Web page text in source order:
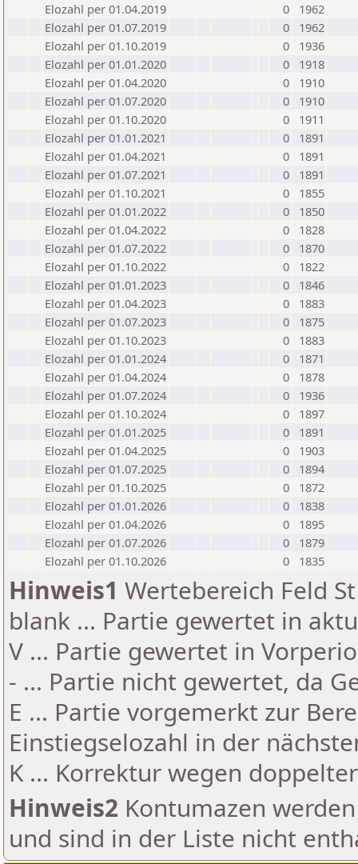
Elozahl per 01.04.2019
0
1962
Elozahl per 01.07.2019
0
1962
Elozahl per 01.10.2019
0
1936
Elozahl per 01.01.2020
0
1918
Elozahl per 01.04.2020
0
1910
Elozahl per 01.07.2020
0
1910
Elozahl per 01.10.2020
0
1911
Elozahl per 01.01.2021
0
1891
Elozahl per 01.04.2021
0
1891
Elozahl per 01.07.2021
0
1891
Elozahl per 01.10.2021
0
1855
Elozahl per 01.01.2022
0
1850
Elozahl per 01.04.2022
0
1828
Elozahl per 01.07.2022
0
1870
Elozahl per 01.10.2022
0
1822
Elozahl per 01.01.2023
0
1846
Elozahl per 01.04.2023
0
1883
Elozahl per 01.07.2023
0
1875
Elozahl per 01.10.2023
0
1883
Elozahl per 01.01.2024
0
1871
Elozahl per 01.04.2024
0
1878
Elozahl per 01.07.2024
0
1936
Elozahl per 01.10.2024
0
1897
Elozahl per 01.01.2025
0
1891
Elozahl per 01.04.2025
0
1903
Elozahl per 01.07.2025
0
1894
Elozahl per 01.10.2025
0
1872
Elozahl per 01.01.2026
0
1838
Elozahl per 01.04.2026
0
1895
Elozahl per 01.07.2026
0
1879
Elozahl per 01.10.2026
0 1835
Hinweis1 Wertebereich Feld
blank ... Partie gewertet in
V ... Partie gewertet in
- ... Partie nicht gewertet, da
E ... Partie vorgemerkt zur
Einstiegselozahl in der
K ... Korrektur wegen
Hinweis2 Kontumazen
und sind in der Liste nicht